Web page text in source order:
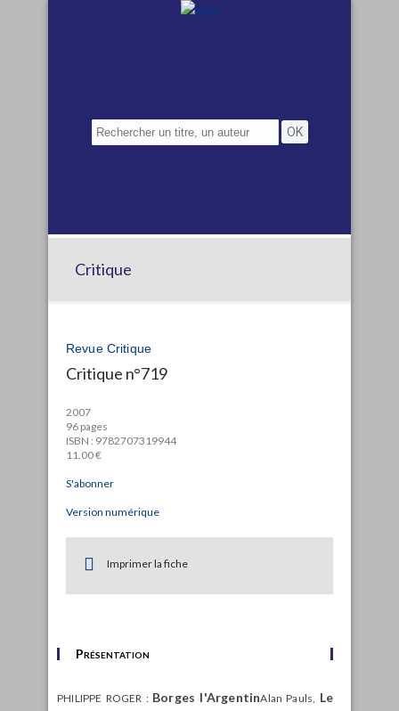
Critique
Revue Critique
Critique n°719
2007
96 pages
ISBN : 9782707319944
11.00 €
S'abonner
Version numérique
Imprimer la fiche
Présentation
PHILIPPE ROGER : Borges l'ArgentinAlan Pauls, Le